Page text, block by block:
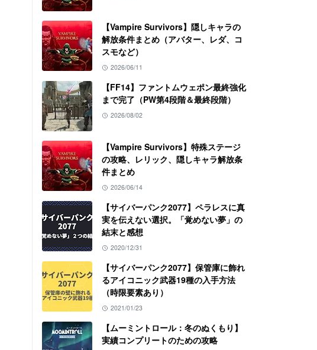
【Vampire Survivors】隠しキャラの
解放条件まとめ（アバター、レダ、コ
スモなど）
2026/06/11
【FF14】ファントムウェポン最終強化
まで完了（PW第4段階＆最終段階）
2026/08/02
【Vampire Survivors】特殊ステージ
の攻略、レリック、隠しキャラ解放条
件まとめ
2026/06/14
【サイバーパンク2077】ペラレスに真
実を伝えない選択。「覚めない夢」の
結末と感想
2020/12/31
【サイバーパンク2077】保管庫に飾れ
るアイコニック武器19種の入手方法
（時限要素あり）
2021/01/23
【ムーミントロール：冬のぬくもり】
実績コンプリートのための攻略